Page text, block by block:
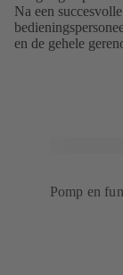
Na een
en de gehele
Pomp en